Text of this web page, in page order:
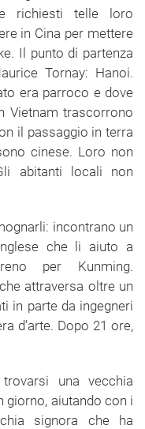
richiesti telle loro
in Cina per mettere
Il punto di partenza
Tornay: Hanoi.
era parroco e dove
Vietnam trascorrono
il passaggio in terra
cinese. Loro non
abitanti locali non
incontrano un
che li aiuto a
per Kunming.
attraversa oltre un
in parte da ingegneri
d’arte. Dopo 21 ore,
una vecchia
giorno, aiutando con i
signora che ha